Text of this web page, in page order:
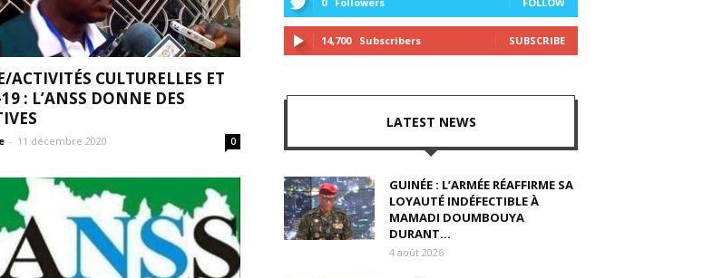
ACTIVITÉS CULTURELLES ET
: L’ANSS DONNE DES
- 11 décembre 2020 0
14,700 Subscribers SUBSCRIBE
LATEST NEWS
GUINÉE : L’ARMÉE RÉAFFIRME SA
LOYAUTÉ INDÉFECTIBLE À
MAMADI DOUMBOUYA
DURANT...
4 août 2026